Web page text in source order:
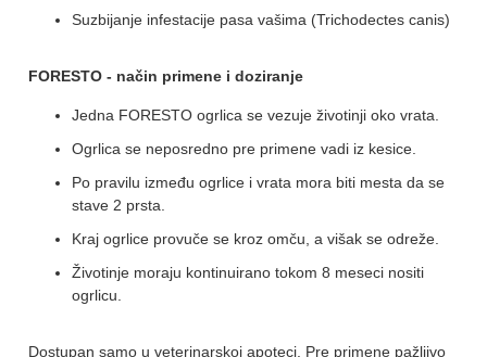
Suzbijanje infestacije pasa vašima (Trichodectes canis)
FORESTO - način primene i doziranje
Jedna FORESTO ogrlica se vezuje životinji oko vrata.
Ogrlica se neposredno pre primene vadi iz kesice.
Po pravilu između ogrlice i vrata mora biti mesta da se
stave 2 prsta.
Kraj ogrlice provuče se kroz omču, a višak se odreže.
Životinje moraju kontinuirano tokom 8 meseci nositi
ogrlicu.
Dostupan samo u veterinarskoj apoteci. Pre primene pažljivo